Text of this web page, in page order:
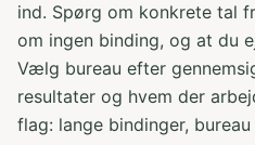
ind. Spørg om konkrete tal
om ingen binding, og at du
Vælg bureau efter
resultater og hvem der
flag: lange bindinger,